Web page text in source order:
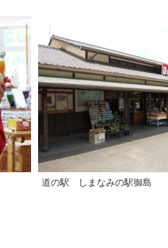
道の駅 しまなみの駅御島